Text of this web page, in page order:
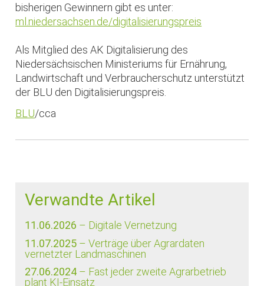
bisherigen Gewinnern gibt es unter:
ml.niedersachsen.de/digitalisierungspreis
Als Mitglied des AK Digitalisierung des
Niedersächsischen Ministeriums für Ernährung,
Landwirtschaft und Verbraucherschutz unterstützt
der BLU den Digitalisierungspreis.
BLU/cca
Verwandte Artikel
11.06.2026 – Digitale Vernetzung
11.07.2025 – Verträge über Agrardaten
vernetzter Landmaschinen
27.06.2024 – Fast jeder zweite Agrarbetrieb
plant KI-Einsatz